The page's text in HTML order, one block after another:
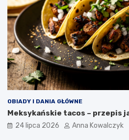
OBIADY I DANIA GŁÓWNE
Meksykańskie tacos – przepis
24 lipca 2026 Anna Kowalczyk